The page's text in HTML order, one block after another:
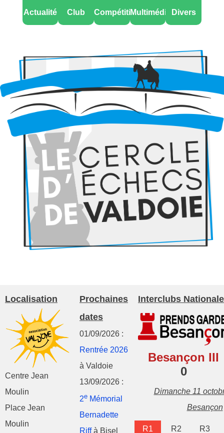
Actualité Club CompétitionsMultimédia Divers
Localisation
Centre Jean
Moulin
Place Jean
Moulin
Prochaines
dates
01/09/2026 :
Rentrée 2026
à Valdoie
13/09/2026 :
2e Mémorial
Bernadette
Riffà Bisel
Interclubs
Besançon III
0
Dimanche 11
Besançon
R1 R2
R3